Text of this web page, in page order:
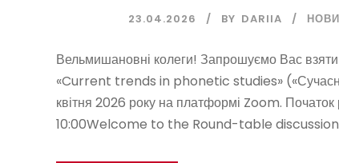
23.04.2026 BY DARIIA
Вельмишановні колеги! Запрошуємо Вас взяти
«Current trends in phonetic studies» («Сучасні
квітня 2026 року на платформі Zoom.
10:00Welcome to the Round-table